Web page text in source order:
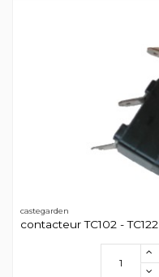
castegarden
contacteur TC102 - TC122